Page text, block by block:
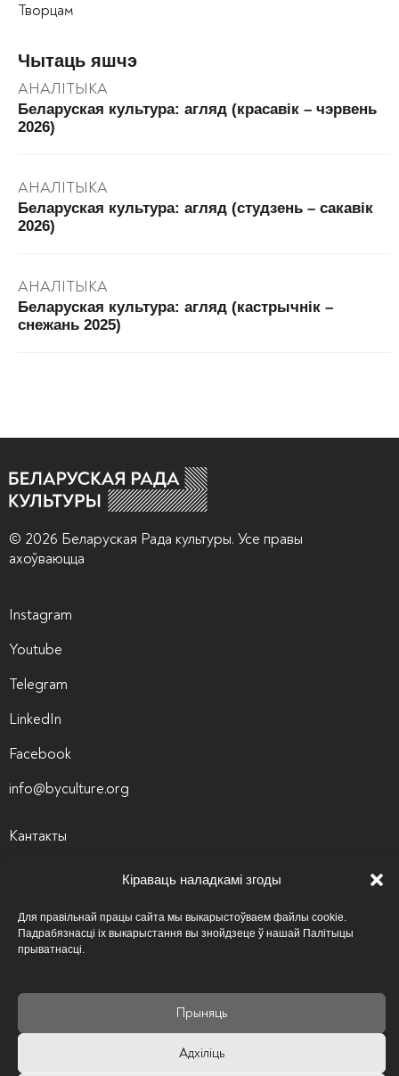
Кіраваць наладкамі згоды
Для правільнай працы сайта мы выкарыстоўваем файлы cookie.
Падрабязнасці іх выкарыстання вы знойдзеце ў нашай Палітыцы
прыватнасці.
Прыняць
Адхіліць
Творцам
Чытаць яшчэ
АНАЛІТЫКА
Беларуская культура: агляд (красавік – чэрвень
2026)
АНАЛІТЫКА
Беларуская культура: агляд (студзень – сакавік
2026)
АНАЛІТЫКА
Беларуская культура: агляд (кастрычнік –
снежань 2025)
© 2026 Беларуская Рада культуры. Усе правы
ахоўваюцца
Instagram
Youtube
Telegram
LinkedIn
Facebook
info@byculture.org
Кантакты
Палітыка прыватнасці